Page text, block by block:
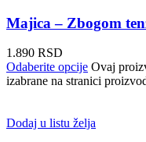
Majica – Zbogom
1.890 RSD
Odaberite opcije Ovaj
izabrane na stranici
Dodaj u listu želja